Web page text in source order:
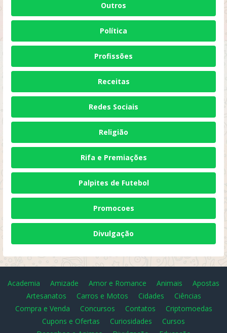
Outros
Política
Profissões
Receitas
Redes Sociais
Religião
Rifa e Premiações
Palpites de Futebol
Promocoes
Divulgação
Academia Amizade Amor e Romance Animais
Apostas
Artesanatos
Carros e Motos Cidades
Ciências
Compra e Venda
Concursos Contatos
Criptomoedas
Cupons e Ofertas
Curiosidades
Cursos